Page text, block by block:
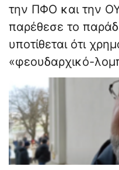
την ΠΦΟ και την
παρέθεσε το
υποτίθεται ότι
«φεουδαρχικό-